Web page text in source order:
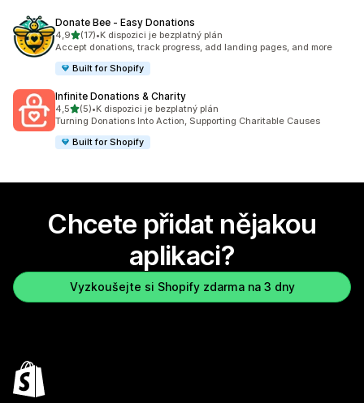
Donate Bee ‑ Easy Donations
4,9z 5 hvězd
(17)
Celkový počet recenzí: 17
•K dispozici je bezplatný plán
Accept donations, track progress, add landing pages, and more
Built for Shopify
Infinite Donations & Charity
4,5z 5 hvězd
(5)
Celkový počet recenzí: 5
•K dispozici je bezplatný plán
Turning Donations Into Action, Supporting Charitable Causes
Built for Shopify
Chcete přidat nějakou
aplikaci?
Vyzkoušejte si Shopify zdarma na 3 dny